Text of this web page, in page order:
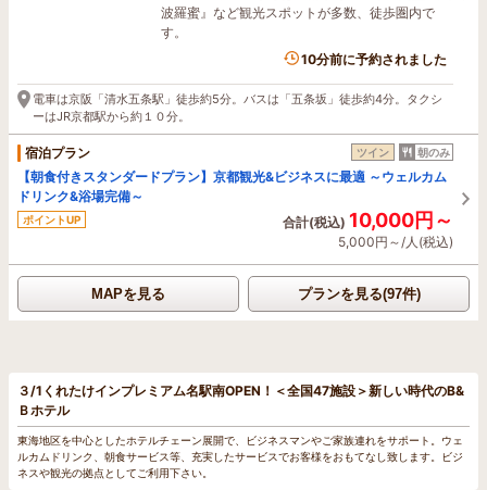
波羅蜜』など観光スポットが多数、徒歩圏内で
す。
10分前に予約されました
電車は京阪「清水五条駅」徒歩約5分。バスは「五条坂」徒歩約4分。タクシ
ーはJR京都駅から約１０分。
宿泊プラン ツイン 朝のみ
【朝食付きスタンダードプラン】京都観光&ビジネスに最適 ～ウェルカム
ドリンク&浴場完備～
ポイントUP 合計(税込) 10,000円～
5,000円～/人(税込)
MAPを見る プランを見る(97件)
３/1くれたけインプレミアム名駅南OPEN！＜全国47施設＞新しい時代のB&
Ｂホテル
東海地区を中心としたホテルチェーン展開で、ビジネスマンやご家族連れをサポート。ウェ
ルカムドリンク、朝食サービス等、充実したサービスでお客様をおもてなし致します。ビジ
ネスや観光の拠点としてご利用下さい。